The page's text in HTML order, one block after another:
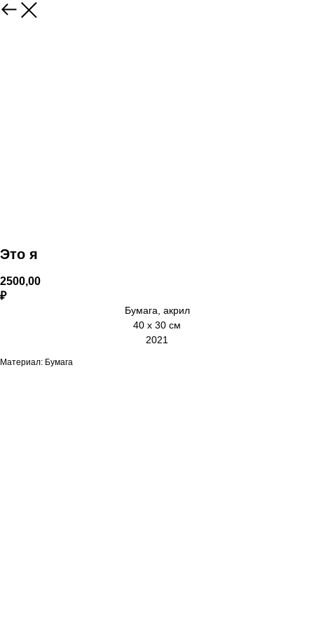
Это я
2500,00
₽
Бумага, акрил
40 х 30 см
2021
Материал: Бумага